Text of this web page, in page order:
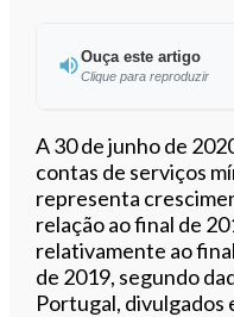
Ouça este artigo
Clique para reproduzir
Ouvir
A 30 de junho de
contas de serviços
representa
relação ao final de
relativamente ao
de 2019, segundo
Portugal, divulgados